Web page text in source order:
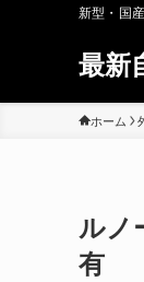
新型・国
最新
ホーム
ルノ
有